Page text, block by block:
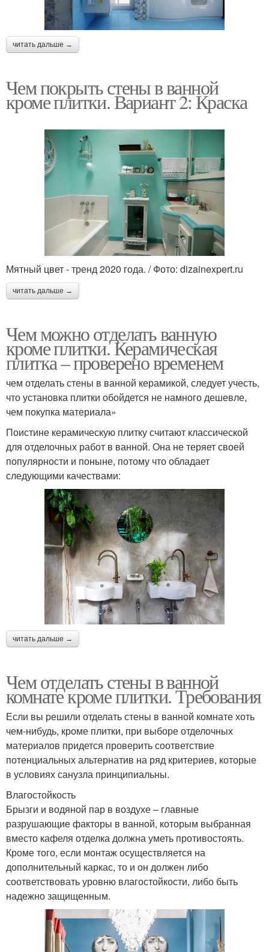
читать дальше →
Чем покрыть стены в ванной
кроме плитки. Вариант 2: Краска
Мятный цвет - тренд 2020 года. / Фото: dizainexpert.ru
читать дальше →
Чем можно отделать ванную
кроме плитки. Керамическая
плитка – проверено временем
чем отделать стены в ванной керамикой, следует учесть,
что установка плитки обойдется не намного дешевле,
чем покупка материала»
Поистине керамическую плитку считают классической
для отделочных работ в ванной. Она не теряет своей
популярности и поныне, потому что обладает
следующими качествами:
читать дальше →
Чем отделать стены в ванной
комнате кроме плитки. Требования
Если вы решили отделать стены в ванной комнате хоть
чем-нибудь, кроме плитки, при выборе отделочных
материалов придется проверить соответствие
потенциальных альтернатив на ряд критериев, которые
в условиях санузла принципиальны.
Влагостойкость
Брызги и водяной пар в воздухе – главные
разрушающие факторы в ванной, которым выбранная
вместо кафеля отделка должна уметь противостоять.
Кроме того, если монтаж осуществляется на
дополнительный каркас, то и он должен либо
соответствовать уровню влагостойкости, либо быть
надежно защищенным.